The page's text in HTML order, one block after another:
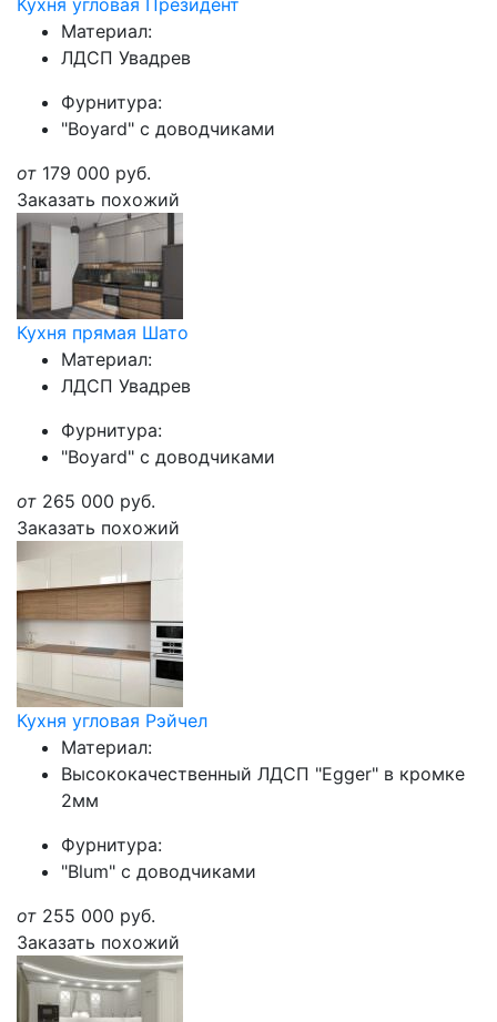
Кухня угловая Президент
Материал:
ЛДСП Увадрев
Фурнитура:
"Boyard" с доводчиками
от 179 000 руб.
Заказать похожий
Кухня прямая Шато
Материал:
ЛДСП Увадрев
Фурнитура:
"Boyard" с доводчиками
от 265 000 руб.
Заказать похожий
Кухня угловая Рэйчел
Материал:
Высококачественный ЛДСП "Egger" в кромке
2мм
Фурнитура:
"Blum" с доводчиками
от 255 000 руб.
Заказать похожий